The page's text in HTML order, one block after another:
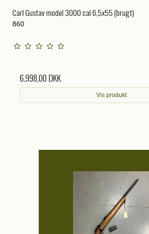
Carl Gustav model 3000 cal 6,5x55 (brugt)
860
6.998,00 DKK
Vis produkt